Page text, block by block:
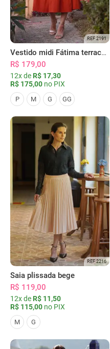
REF 2191
Vestido midi Fátima terracota
R$ 179,00
12x de R$ 17,30
R$ 175,00 no PIX
P M G GG
REF 2216
Saia plissada bege
R$ 119,00
12x de R$ 11,50
R$ 115,00 no PIX
M G